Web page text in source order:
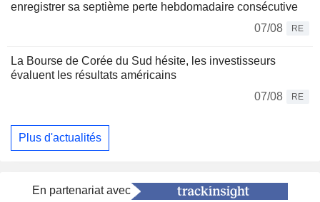
enregistrer sa septième perte hebdomadaire consécutive
07/08
RE
La Bourse de Corée du Sud hésite, les investisseurs
évaluent les résultats américains
07/08
RE
Plus d'actualités
En partenariat avec